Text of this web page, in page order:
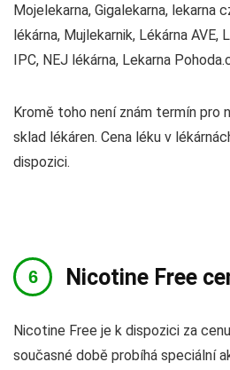
Mojelekarna, Gigalekarna, lekarna
lékárna, Mujlekarnik, Lékárna AVE,
IPC, NEJ lékárna, Lekarna
Kromě toho není znám termín pro
sklad lékáren. Cena léku v
dispozici.
Nicotine Free
Nicotine Free je k dispozici za
současné době probíhá speciální